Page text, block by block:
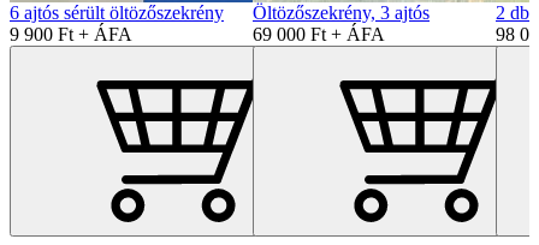
6 ajtós sérült öltözőszekrény
9 900 Ft + ÁFA
Öltözőszekrény, 3 ajtós
69 000 Ft + ÁFA
2 db
98